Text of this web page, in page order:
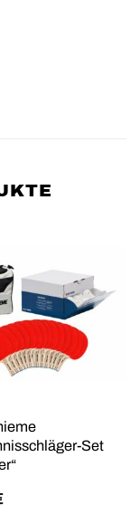
Set